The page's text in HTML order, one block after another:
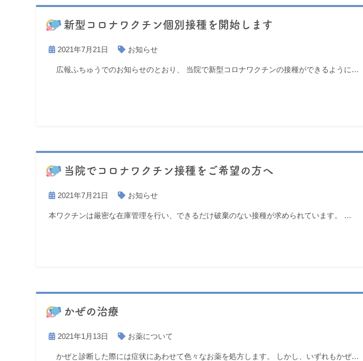
新型コロナワクチン個別接種を開始します
2021年7月21日 お知らせ
広報ふちゅうでのお知らせのとおり、 当院で新型コロナワクチンの接種ができるように…
当院でコロナワクチン接種をご希望の方へ
2021年7月21日 お知らせ
本ワクチンは厳密な在庫管理を行い、できるだけ破棄のない接種が求められています。 …
かぜの治療
2021年1月13日 お薬について
かぜと診断した際には症状にあわせて色々なお薬を処方します。 しかし、いずれもかぜ…